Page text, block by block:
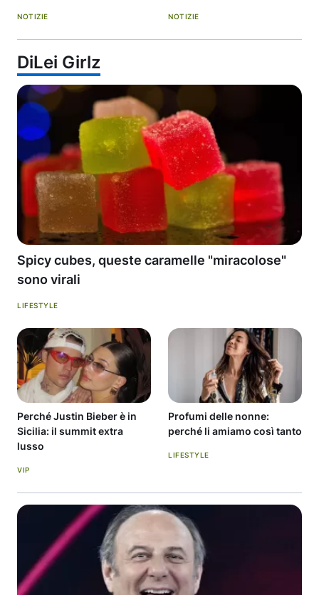
NOTIZIE NOTIZIE
DiLei Girlz
Spicy cubes, queste caramelle "miracolose"
sono virali
LIFESTYLE
Perché Justin Bieber è in
Sicilia: il summit extra
lusso
VIP
Profumi delle nonne:
perché li amiamo così tanto
LIFESTYLE